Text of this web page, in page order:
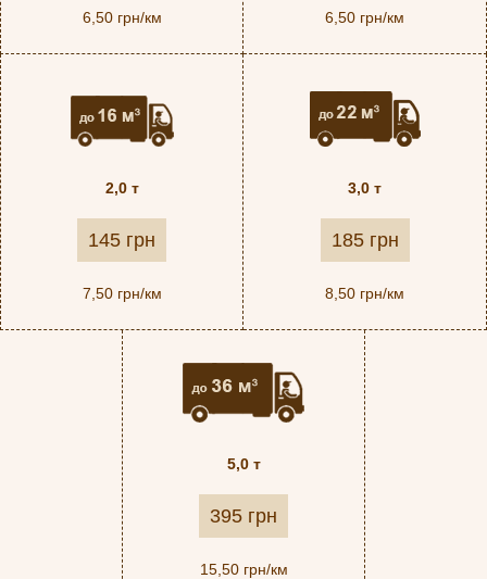
6,50 грн/км 6,50 грн/км
2,0 т
145 грн
7,50 грн/км
3,0 т
185 грн
8,50 грн/км
5,0 т
395 грн
15,50 грн/км